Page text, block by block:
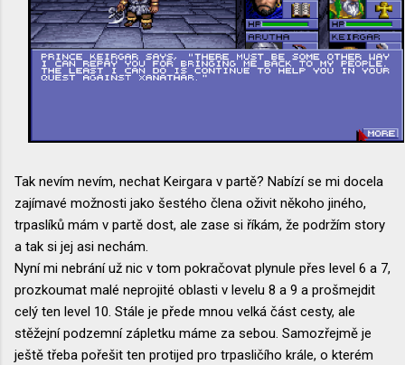
Tak nevím nevím, nechat Keirgara v partě? Nabízí se mi docela
zajímavé možnosti jako šestého člena oživit někoho jiného,
trpaslíků mám v partě dost, ale zase si říkám, že podržím story
a tak si jej asi nechám.
Nyní mi nebrání už nic v tom pokračovat plynule přes level 6 a 7,
prozkoumat malé neprojité oblasti v levelu 8 a 9 a prošmejdit
celý ten level 10. Stále je přede mnou velká část cesty, ale
stěžejní podzemní zápletku máme za sebou. Samozřejmě je
ještě třeba pořešit ten protijed pro trpasličího krále, o kterém